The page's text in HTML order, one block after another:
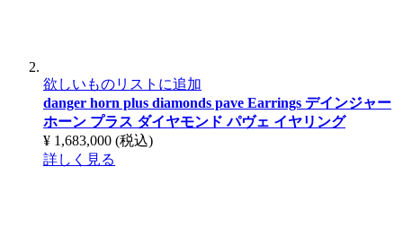
欲しいものリストに追加
danger horn plus diamonds pave Earrings デインジャー
ホーン プラス ダイヤモンド パヴェ イヤリング
¥ 1,683,000 (税込)
詳しく見る